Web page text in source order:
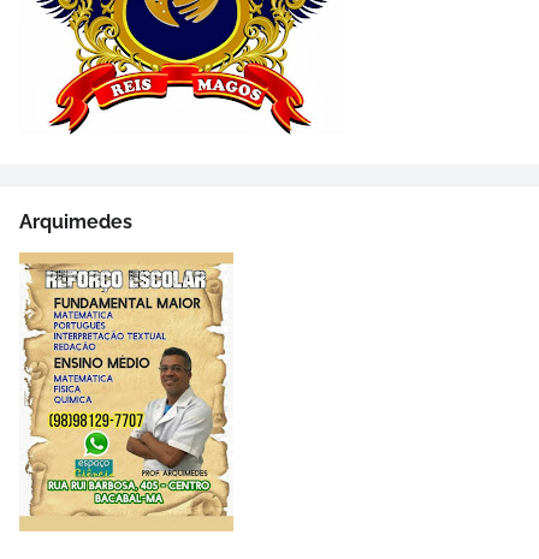
Arquimedes